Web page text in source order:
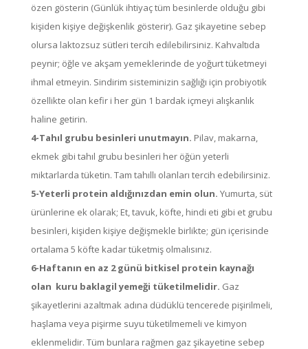
özen gösterin (Günlük ihtiyaç tüm besinlerde olduğu gibi
kişiden kişiye değişkenlik gösterir). Gaz şikayetine sebep
olursa laktozsuz sütleri tercih edilebilirsiniz. Kahvaltıda
peynir; öğle ve akşam yemeklerinde de yoğurt tüketmeyi
ihmal etmeyin. Sindirim sisteminizin sağlığı için probiyotik
özellikte olan kefir i her gün 1 bardak içmeyi alışkanlık
haline getirin.
4-Tahıl grubu besinleri unutmayın. Pilav, makarna,
ekmek gibi tahıl grubu besinleri her öğün yeterli
miktarlarda tüketin. Tam tahıllı olanları tercih edebilirsiniz.
5-Yeterli protein aldığınızdan emin olun. Yumurta, süt
ürünlerine ek olarak; Et, tavuk, köfte, hindi eti gibi et grubu
besinleri, kişiden kişiye değişmekle birlikte; gün içerisinde
ortalama 5 köfte kadar tüketmiş olmalısınız.
6-Haftanın en az 2 günü bitkisel protein kaynağı
olan kuru baklagil yemeği tüketilmelidir. Gaz
şikayetlerini azaltmak adına düdüklü tencerede pişirilmeli,
haşlama veya pişirme suyu tüketilmemeli ve kimyon
eklenmelidir. Tüm bunlara rağmen gaz şikayetine sebep